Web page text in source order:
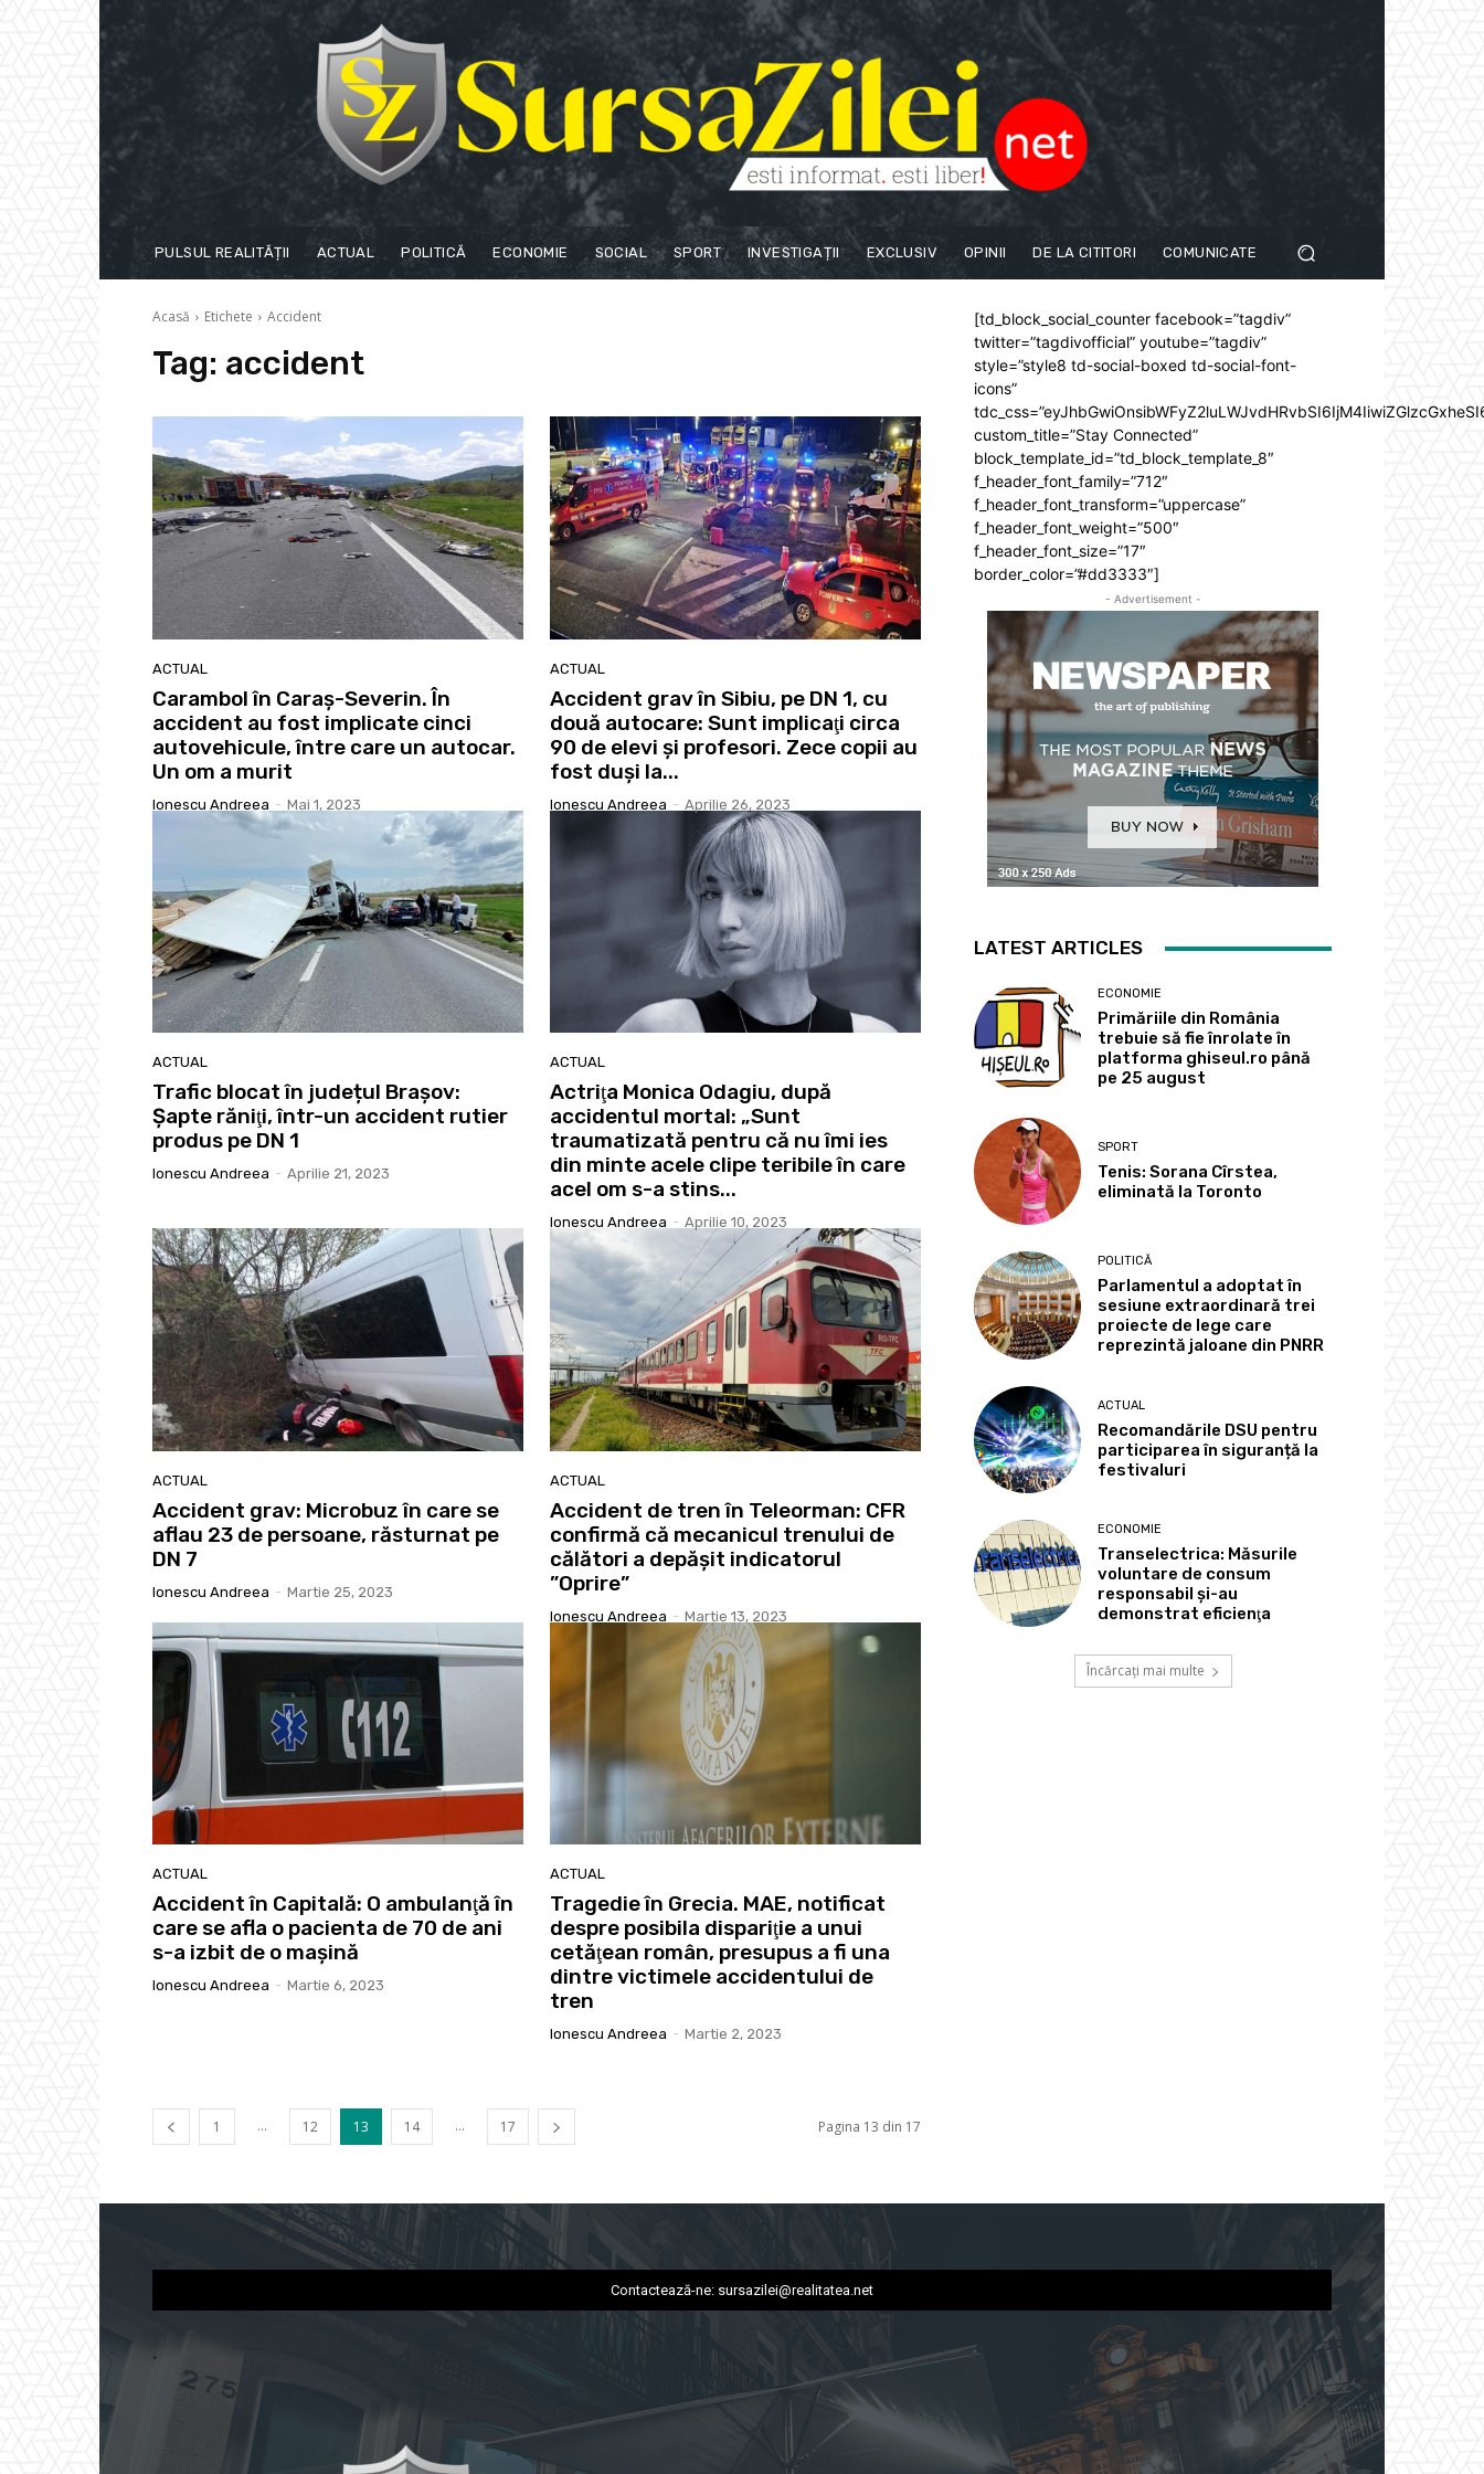
PULSUL REALITĂȚII ACTUAL POLITICĂ ECONOMIE SOCIAL SPORT INVESTIGAȚII EXCLUSIV OPINII DE LA CITITORI COMUNICATE
Acasă Etichete Accident
Tag: accident
ACTUAL
Carambol în Caraş-Severin. În
accident au fost implicate cinci
autovehicule, între care un autocar.
Un om a murit
Ionescu Andreea - Mai 1, 2023
ACTUAL
Accident grav în Sibiu, pe DN 1, cu
două autocare: Sunt implicaţi circa
90 de elevi şi profesori. Zece copii au
fost duşi la...
Ionescu Andreea - Aprilie 26, 2023
ACTUAL
Trafic blocat în județul Brașov:
Şapte răniţi, într-un accident rutier
produs pe DN 1
Ionescu Andreea - Aprilie 21, 2023
ACTUAL
Actriţa Monica Odagiu, după
accidentul mortal: „Sunt
traumatizată pentru că nu îmi ies
din minte acele clipe teribile în care
acel om s-a stins...
Ionescu Andreea - Aprilie 10, 2023
ACTUAL
Accident grav: Microbuz în care se
aflau 23 de persoane, răsturnat pe
DN 7
Ionescu Andreea - Martie 25, 2023
ACTUAL
Accident de tren în Teleorman: CFR
confirmă că mecanicul trenului de
călători a depăşit indicatorul
”Oprire”
Ionescu Andreea - Martie 13, 2023
ACTUAL
Accident în Capitală: O ambulanţă în
care se afla o pacienta de 70 de ani
s-a izbit de o mașină
Ionescu Andreea - Martie 6, 2023
ACTUAL
Tragedie în Grecia. MAE, notificat
despre posibila dispariţie a unui
cetăţean român, presupus a fi una
dintre victimele accidentului de
tren
Ionescu Andreea - Martie 2, 2023
1 ... 12 13 14 ... 17 Pagina 13 din 17
[td_block_social_counter facebook=”tagdiv”
twitter=”tagdivofficial” youtube=”tagdiv”
style=”style8 td-social-boxed td-social-font-
icons”
custom_title=”Stay Connected”
block_template_id=”td_block_template_8″
f_header_font_family=”712″
f_header_font_transform=”uppercase”
f_header_font_weight=”500″
f_header_font_size=”17″
border_color=”#dd3333″]
- Advertisement -
LATEST ARTICLES
ECONOMIE
Primăriile din România
trebuie să fie înrolate în
platforma ghiseul.ro până
pe 25 august
SPORT
Tenis: Sorana Cîrstea,
eliminată la Toronto
POLITICĂ
Parlamentul a adoptat în
sesiune extraordinară trei
proiecte de lege care
reprezintă jaloane din PNRR
ACTUAL
Recomandările DSU pentru
participarea în siguranță la
festivaluri
ECONOMIE
Transelectrica: Măsurile
voluntare de consum
responsabil şi-au
demonstrat eficienţa
Încărcați mai multe
Contactează-ne: sursazilei@realitatea.net
.